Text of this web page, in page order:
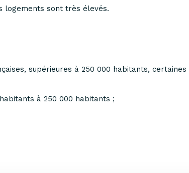
logements sont très élevés.
supérieures à 250 000 habitants,
à 250 000 habitants ;